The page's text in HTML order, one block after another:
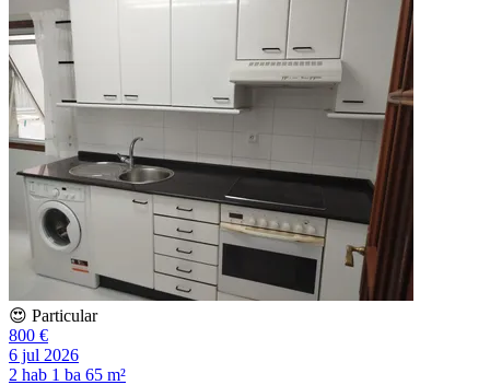
😍 Particular
800 €
6 jul 2026
2 hab 1 ba 65 m²